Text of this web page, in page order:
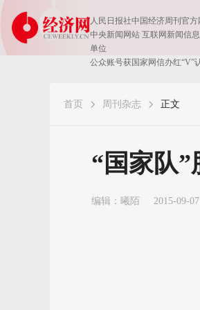
人民日报社中国经济周刊官方
中央新闻网站 互联网新闻信
单位
公众账号获国家网信办红“V”
首页 周刊杂志 正文
“国家队
编辑：曦陌 2015-09-